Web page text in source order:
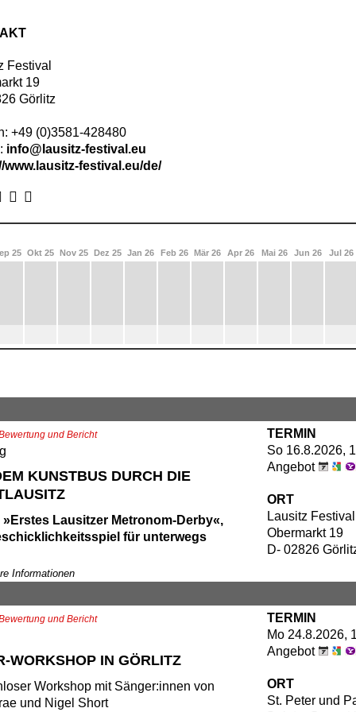
Festival
19
Görlitz
+49 (0)3581-428480
info@lausitz-festival.eu
www.lausitz-festival.eu/de/
25 Okt 25 Nov 25 Dez 25 Jan 26 Feb 26 Mär 26 Apr 26 Mai 26 Jun 26 Jul 26
und Bericht
KUNSTBUS DURCH DIE
»Erstes Lausitzer Metronom-Derby«,
für unterwegs
kleines Reisespiel erwartet
Lausitzer Metronom Derby (frei nach
Ligeti). Das Spielgerät sind eine
mechanische Metronome, die
schnell ticken. Wie bei Ligetis
Musik für 100 Metronome, das im
des Lausitz Festivals an mehreren
TERMIN
So 16.8.2026,
Angebot
ORT
Lausitz Festival
Obermarkt 19
D- 02826
Informationen
und Bericht
WORKSHOP IN GÖRLITZ
Workshop mit Sänger:innen von
und Nigel Short
TERMIN
Mo 24.8.2026,
Angebot
ORT
St. Peter und